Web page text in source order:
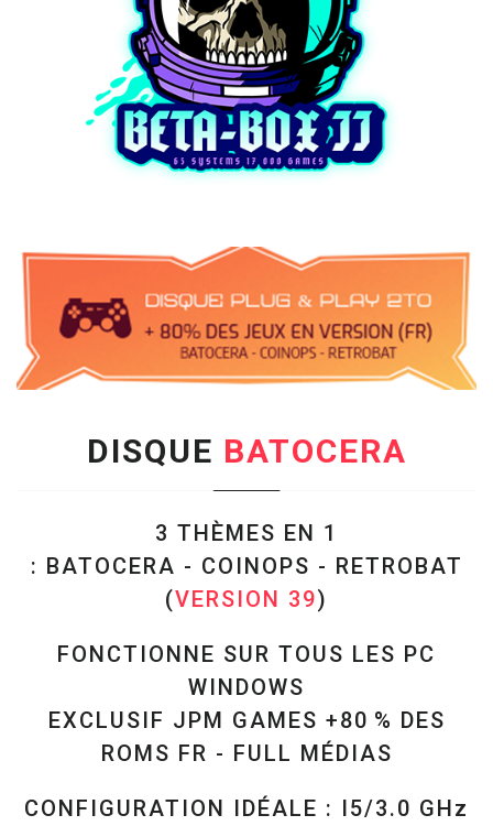
DISQUE BATOCERA
3 THÈMES EN 1
: BATOCERA - COINOPS - RETROBAT
(VERSION 39)
FONCTIONNE SUR TOUS LES PC
WINDOWS
EXCLUSIF JPM GAMES +80 % DES
ROMS FR - FULL MÉDIAS
CONFIGURATION IDÉALE : I5/3.0 GHz